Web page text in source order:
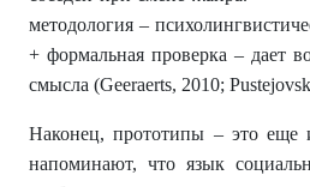
методология –
+ формальная проверка – дает
смысла (Geeraerts, 2010;
Наконец, прототипы – это еще
напоминают, что язык